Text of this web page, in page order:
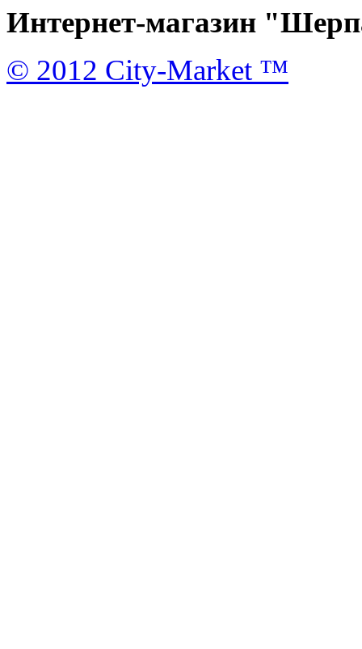
Интернет-магазин
© 2012 City-Market ™